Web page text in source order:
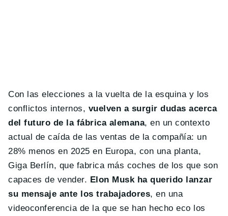
Con las elecciones a la vuelta de la esquina y los
conflictos internos, vuelven a surgir dudas acerca
del futuro de la fábrica alemana, en un contexto
actual de caída de las ventas de la compañía: un
28% menos en 2025 en Europa, con una planta,
Giga Berlín, que fabrica más coches de los que son
capaces de vender. Elon Musk ha querido lanzar
su mensaje ante los trabajadores, en una
videoconferencia de la que se han hecho eco los